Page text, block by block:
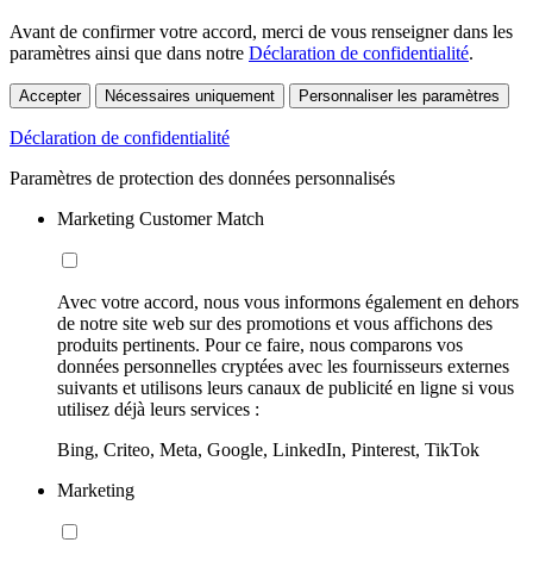
Avant de confirmer votre accord, merci de vous renseigner dans les
paramètres ainsi que dans notre Déclaration de confidentialité.
Accepter Nécessaires uniquement Personnaliser les paramètres
Déclaration de confidentialité
Paramètres de protection des données personnalisés
Marketing Customer Match
Avec votre accord, nous vous informons également en dehors
de notre site web sur des promotions et vous affichons des
produits pertinents. Pour ce faire, nous comparons vos
données personnelles cryptées avec les fournisseurs externes
suivants et utilisons leurs canaux de publicité en ligne si vous
utilisez déjà leurs services :
Bing, Criteo, Meta, Google, LinkedIn, Pinterest, TikTok
Marketing